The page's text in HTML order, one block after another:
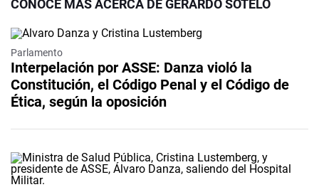
CONOCÉ MÁS ACERCA DE GERARDO SOTELO
Parlamento
Interpelación por ASSE: Danza violó la
Constitución, el Código Penal y el Código de
Ética, según la oposición